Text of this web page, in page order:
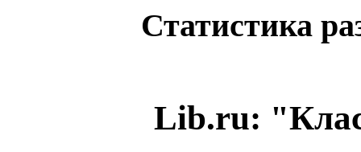
Статистика
Lib.ru: